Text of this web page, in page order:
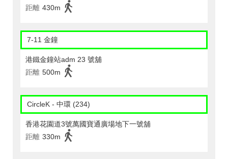
距離 430m
7-11 金鐘
港鐵金鐘站adm 23 號舖
距離 500m
CircleK - 中環 (234)
香港花園道3號萬國寶通廣場地下一號舖
距離 330m